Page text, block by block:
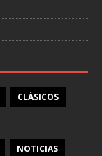
CLÁSICOS
NOTICIAS